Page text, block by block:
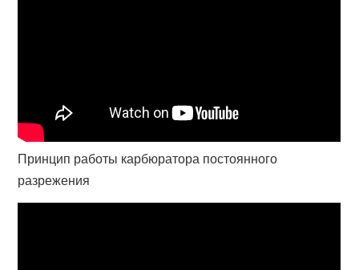
Принцип работы карбюратора постоянного
разрежения